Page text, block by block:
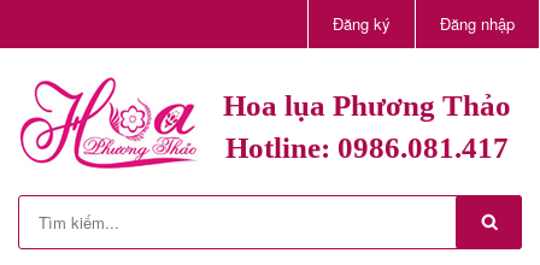
Đăng ký Đăng nhập
Hoa lụa Phương Thảo
Hotline: 0986.081.417